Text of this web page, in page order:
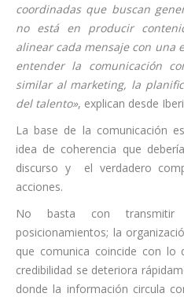
coordinadas que buscan
no está en producir
alinear cada mensaje con una
entender la comunicación
similar al marketing, la
del talento», explican desde
La base de la comunicación
idea de coherencia que
discurso y el verdadero
acciones.
No basta con transmitir
posicionamientos; la
que comunica coincide con
credibilidad se deteriora
donde la información circula